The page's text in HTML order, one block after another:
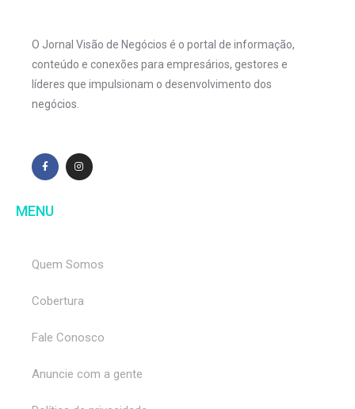
O Jornal Visão de Negócios é o portal de informação,
conteúdo e conexões para empresários, gestores e
líderes que impulsionam o desenvolvimento dos
negócios.
MENU
Quem Somos
Cobertura
Fale Conosco
Anuncie com a gente